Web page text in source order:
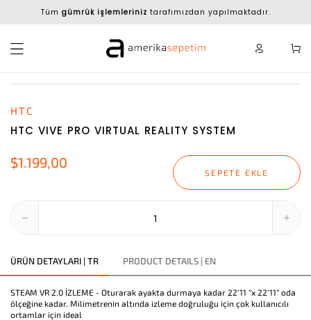
Tüm gümrük işlemleriniz tarafımızdan yapılmaktadır.
HTC
HTC VIVE PRO VIRTUAL REALITY SYSTEM
$1.199,00
SEPETE EKLE
ÜRÜN DETAYLARI | TR PRODUCT DETAILS | EN
STEAM VR 2.0 İZLEME - Oturarak ayakta durmaya kadar 22'11 ”x 22’11” oda
ölçeğine kadar. Milimetrenin altında izleme doğruluğu için çok kullanıcılı
ortamlar için ideal